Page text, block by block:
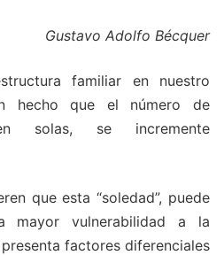
Gustavo Adolfo Bécquer
familiar en nuestro
hecho que el número de
solas, se incremente
que esta “soledad”, puede
mayor vulnerabilidad a la
factores diferenciales